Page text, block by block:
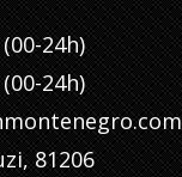
24h)
24h)
81206